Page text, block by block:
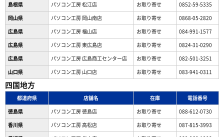
島根県
パソコン工房 松江店 お取り寄せ
0852-59-5335
岡山県
パソコン工房 岡山南店 お取り寄せ
0868-05-2820
広島県
パソコン工房 福山店 お取り寄せ
084-991-1577
広島県
パソコン工房 東広島店 お取り寄せ
0824-31-0290
広島県
パソコン工房 広島商工センター店 お取り寄せ
082-501-3251
山口県
パソコン工房 山口店 お取り寄せ 083-941-0311
四国地方
都道府県 店舗名 在庫
電話番号
徳島県
パソコン工房 徳島店 お取り寄せ
088-612-0730
香川県
パソコン工房 高松店 お取り寄せ
087-815-3993